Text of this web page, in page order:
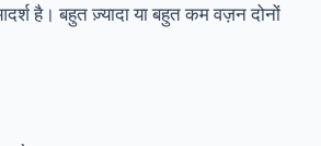
है। बहुत ज़्यादा या बहुत कम वज़न दोनों